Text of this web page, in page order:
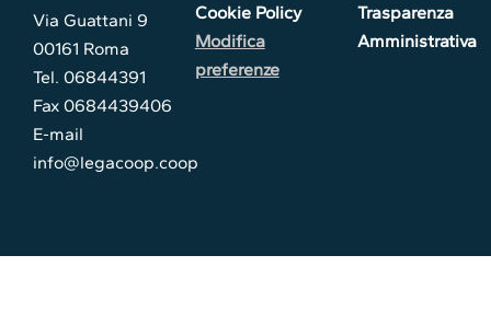
Via Guattani 9
00161 Roma
Tel. 06844391
Fax 0684439406
E-mail
info@legacoop.coop
Cookie Policy
Modifica
preferenze
Trasparenza
Amministrativa